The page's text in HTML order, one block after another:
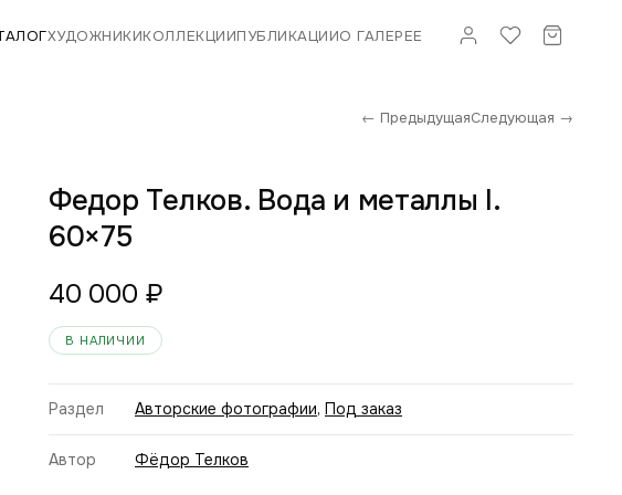
ХУДОЖНИКИКОЛЛЕКЦИИПУБЛИКАЦИИО ГАЛЕРЕЕ
← ПредыдущаяСледующая →
Федор Телков. Вода и металлы I.
60×75
40 000 ₽
В НАЛИЧИИ
Раздел Авторские фотографии, Под заказ
Автор Фёдор Телков